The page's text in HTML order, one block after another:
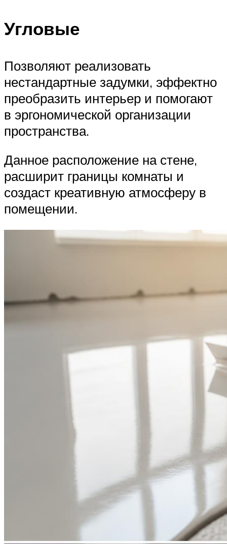
Угловые
Позволяют реализовать
нестандартные задумки, эффектно
преобразить интерьер и помогают
в эргономической организации
пространства.
Данное расположение на стене,
расширит границы комнаты и
создаст креативную атмосферу в
помещении.